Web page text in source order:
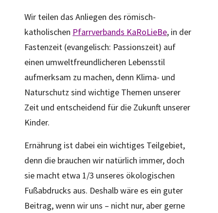
Wir teilen das Anliegen des römisch-
katholischen Pfarrverbands KaRoLieBe, in der
Fastenzeit (evangelisch: Passionszeit) auf
einen umweltfreundlicheren Lebensstil
aufmerksam zu machen, denn Klima- und
Naturschutz sind wichtige Themen unserer
Zeit und entscheidend für die Zukunft unserer
Kinder.
Ernährung ist dabei ein wichtiges Teilgebiet,
denn die brauchen wir natürlich immer, doch
sie macht etwa 1/3 unseres ökologischen
Fußabdrucks aus. Deshalb wäre es ein guter
Beitrag, wenn wir uns – nicht nur, aber gerne